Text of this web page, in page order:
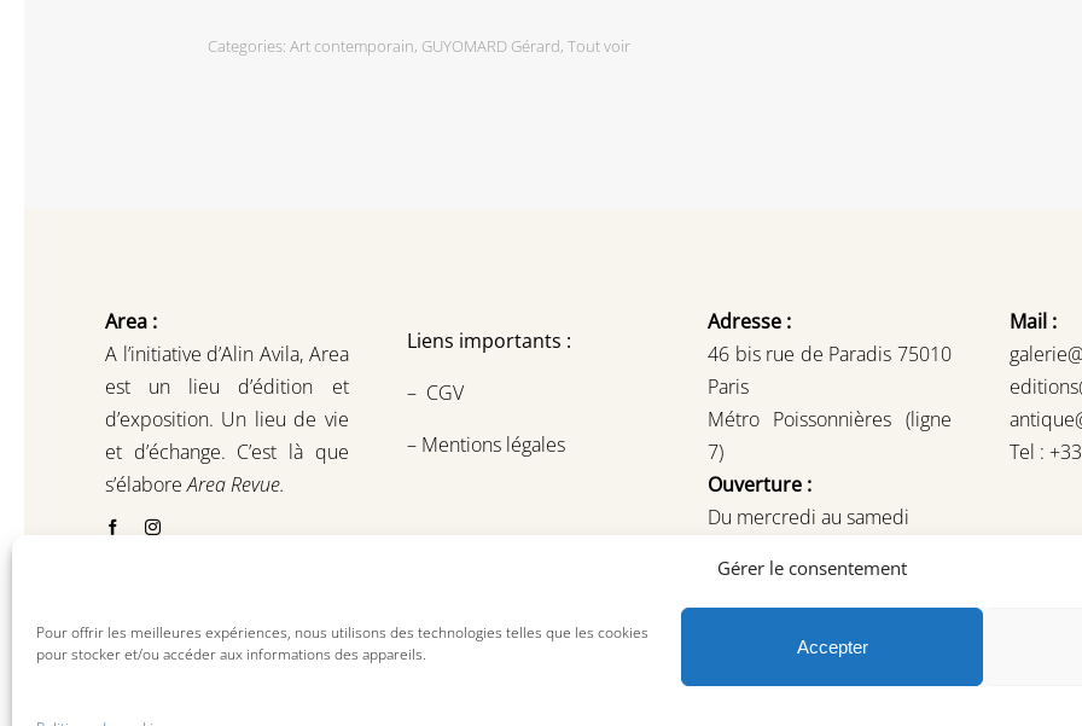
Gérer le consentement
Pour offrir les meilleures expériences, nous utilisons des technologies telles que les cookies
pour stocker et/ou accéder aux informations des appareils.
Accepter
Categories: Art contemporain, GUYOMARD Gérard, Tout voir
Area :
A l’initiative d’Alin Avila, Area
est un lieu d’édition et
d’exposition. Un lieu de vie
et d’échange. C’est là que
s’élaboreArea Revue.
Liens importants :
– CGV
–Mentions légales
Adresse :
46 bis rue de Paradis 75010
Paris
Métro Poissonnières (ligne
7)
Ouverture :
Du mercredi au samedi
ou sur rendez-vous
Mail :
Tel :